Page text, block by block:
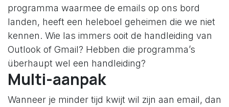
programma waarmee de emails op ons bord
landen, heeft een heleboel geheimen die we niet
kennen. Wie las immers ooit de handleiding van
Outlook of Gmail? Hebben die programma’s
überhaupt wel een handleiding?
Multi-aanpak
Wanneer je minder tijd kwijt wil zijn aan email, dan